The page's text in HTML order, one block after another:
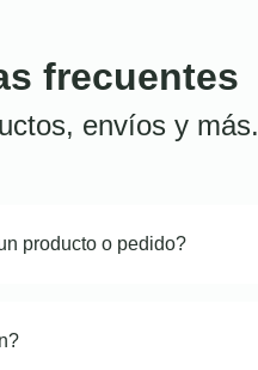
frecuentes
envíos y más.
producto o pedido?